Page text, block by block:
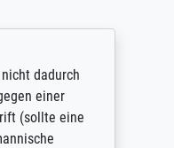
dadurch
einer
(sollte eine